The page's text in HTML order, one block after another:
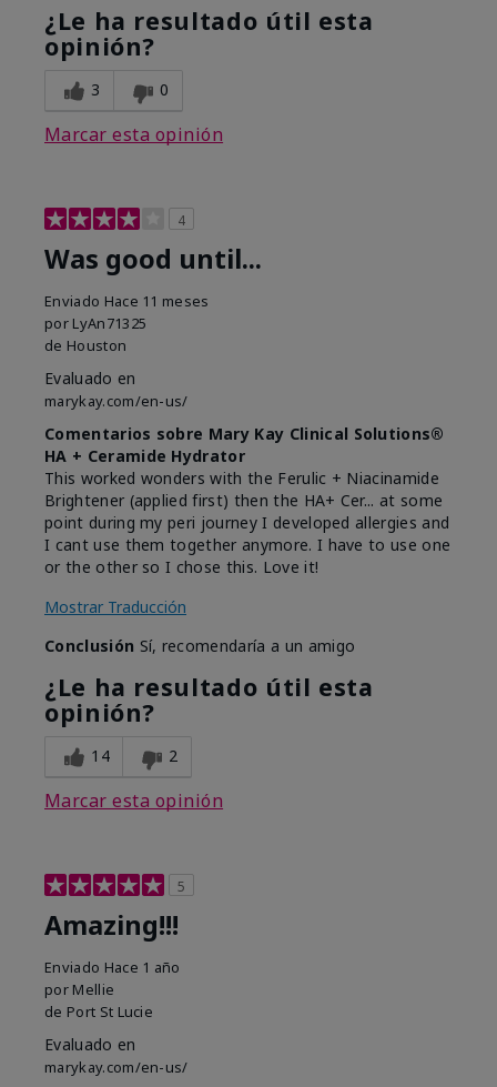
¿Le ha resultado útil esta
opinión?
3 0
Marcar esta opinión
4
Was good until...
Enviado Hace 11 meses
por LyAn71325
de Houston
Evaluado en
marykay.com/en-us/
Comentarios sobre Mary Kay Clinical Solutions®
HA + Ceramide Hydrator
This worked wonders with the Ferulic + Niacinamide
Brightener (applied first) then the HA+ Cer... at some
point during my peri journey I developed allergies and
I cant use them together anymore. I have to use one
or the other so I chose this. Love it!
Mostrar Traducción
Conclusión Sí, recomendaría a un amigo
¿Le ha resultado útil esta
opinión?
14 2
Marcar esta opinión
5
Amazing!!!
Enviado Hace 1 año
por Mellie
de Port St Lucie
Evaluado en
marykay.com/en-us/